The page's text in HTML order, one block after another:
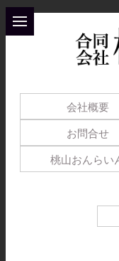
会社概要
お問合せ
桃山おんらい